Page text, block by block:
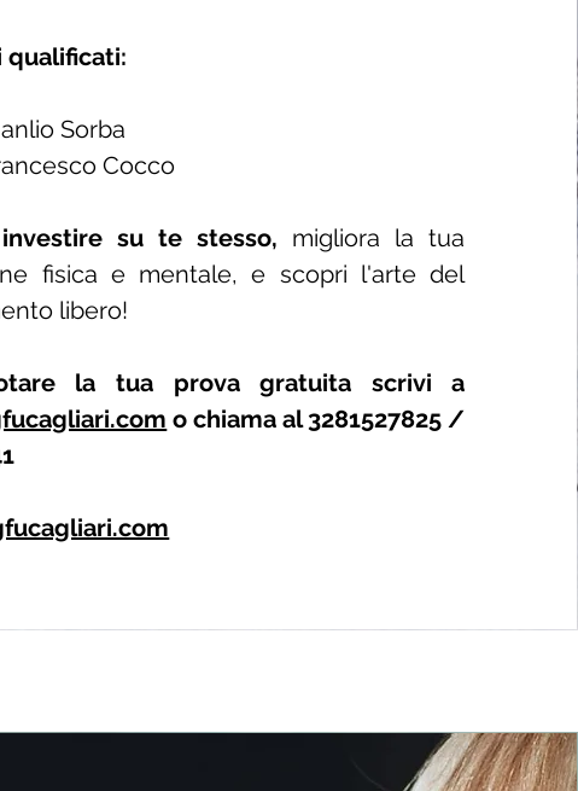
qualificati:
Sorba
Cocco
su te stesso, migliora la tua
fisica e mentale, e scopri l'arte del
libero!
la tua prova gratuita scrivi a
o chiama al 3281527825 /